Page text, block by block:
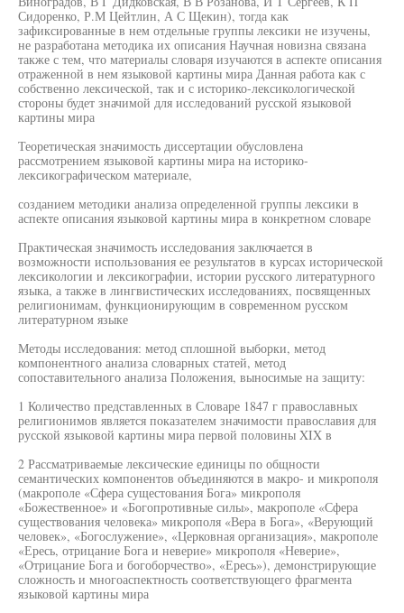
Сидоренко, Р.М Цейтлин, А С Щекин), тогда как
зафиксированные в нем отдельные группы лексики не изучены,
не разработана методика их описания Научная новизна связана
также с тем, что материалы словаря изучаются в аспекте описания
отраженной в нем языковой картины мира Данная работа как с
собственно лексической, так и с историко-лексикологической
стороны будет значимой для исследований русской языковой
картины мира
Теоретическая значимость диссертации обусловлена
рассмотрением языковой картины мира на историко-
лексикографическом материале,
созданием методики анализа определенной группы лексики в
аспекте описания языковой картины мира в конкретном словаре
Практическая значимость исследования заключается в
возможности использования ее результатов в курсах исторической
лексикологии и лексикографии, истории русского литературного
языка, а также в лингвистических исследованиях, посвященных
религионимам, функционирующим в современном русском
литературном языке
Методы исследования: метод сплошной выборки, метод
компонентного анализа словарных статей, метод
сопоставительного анализа Положения, выносимые на защиту:
1 Количество представленных в Словаре 1847 г православных
религионимов является показателем значимости православия для
русской языковой картины мира первой половины XIX в
2 Рассматриваемые лексические единицы по общности
семантических компонентов объединяются в макро- и микрополя
(макрополе «Сфера сущестования Бога» микрополя
«Божественное» и «Богопротивные силы», макрополе «Сфера
существования человека» микрополя «Вера в Бога», «Верующий
человек», «Богослужение», «Церковная организация», макрополе
«Ересь, отрицание Бога и неверие» микрополя «Неверие»,
«Отрицание Бога и богоборчество», «Ересь»), демонстрирующие
сложность и многоаспектность соответствующего фрагмента
языковой картины мира